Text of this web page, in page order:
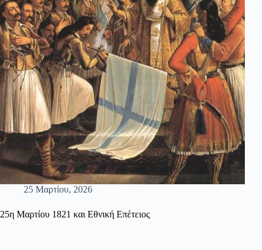
25 Μαρτίου, 2026
25η Μαρτίου 1821 και Εθνική Επέτειος